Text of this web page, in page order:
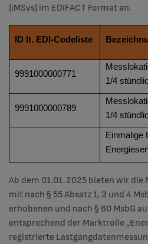
(iMSys) im EDIFACT Format an.
ID lt. EDI-Codeliste
9991000000771
1/4
9991000000789
1/4
Einmalige
Ab dem 01.01.2025 bieten wir
mit nach § 55 Absatz 1, 3 und 4
erhobenen und nach § 60 MsbG
entsprechend der Marktrolle
registrierte